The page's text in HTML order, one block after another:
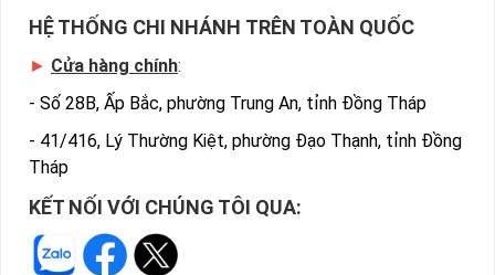
HỆ THỐNG CHI NHÁNH TRÊN TOÀN QUỐC
► Cửa hàng chính:
- Số 28B, Ấp Bắc, phường Trung An, tỉnh Đồng Tháp
- 41/416, Lý Thường Kiệt, phường Đạo Thạnh, tỉnh Đồng
Tháp
KẾT NỐI VỚI CHÚNG TÔI QUA: